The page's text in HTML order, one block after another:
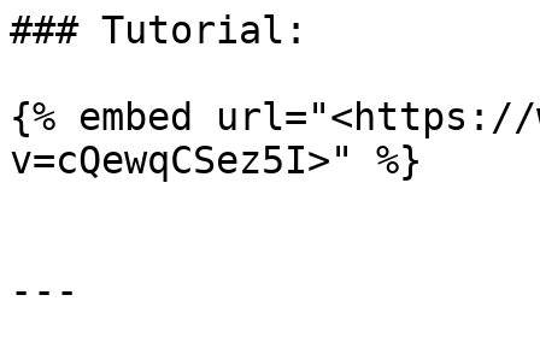
### Tutorial:
{% embed url="<https://
v=cQewqCSez5I>" %}
---